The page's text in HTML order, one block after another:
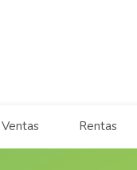
Ventas Rentas